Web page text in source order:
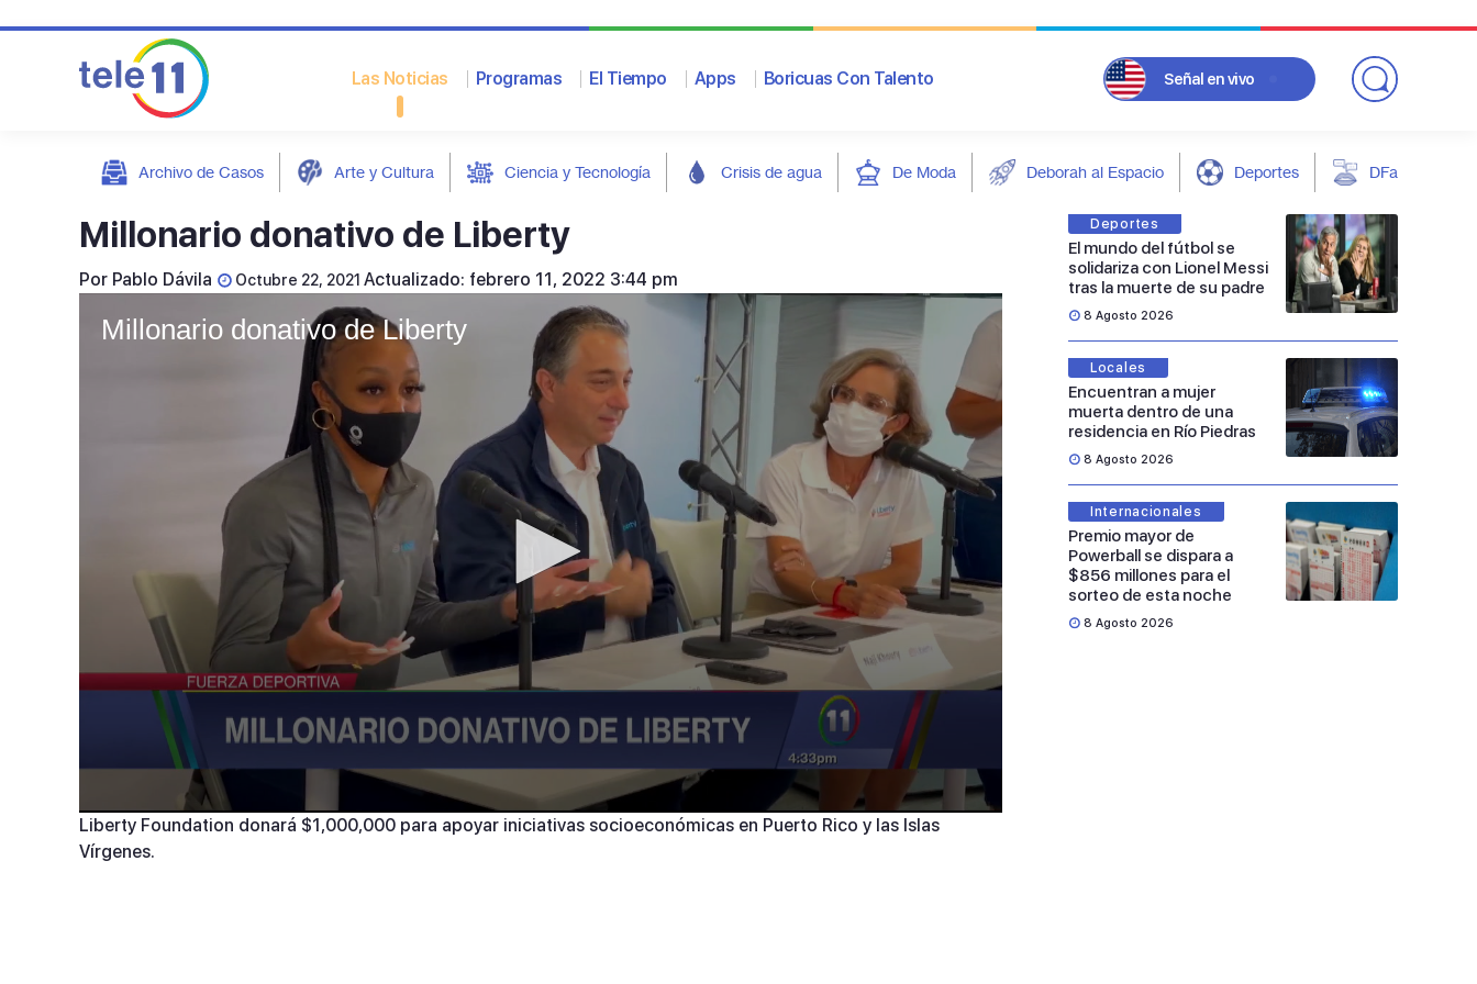
Las Noticias Programas El Tiempo Apps Boricuas Con Talento Señal en vivo
Archivo de Casos Arte y Cultura Ciencia y Tecnología Crisis de agua De Moda Deborah al Espacio Deportes DFarándula
Millonario donativo de Liberty
Por Pablo Dávila Octubre 22, 2021 Actualizado: febrero 11, 2022 3:44 pm
Millonario donativo de Liberty
0
seconds
of
Liberty Foundation donará $1,000,000 para apoyar iniciativas socioeconómicas en Puerto Rico y las Islas
Vírgenes.
Deportes
El mundo del fútbol se
solidariza con Lionel Messi
tras la muerte de su padre
8 Agosto 2026
Locales
Encuentran a mujer
muerta dentro de una
residencia en Río Piedras
8 Agosto 2026
Internacionales
Premio mayor de
Powerball se dispara a
$856 millones para el
sorteo de esta noche
8 Agosto 2026